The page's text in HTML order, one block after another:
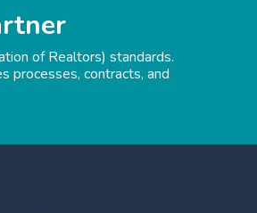
of Realtors) standards.
processes, contracts, and